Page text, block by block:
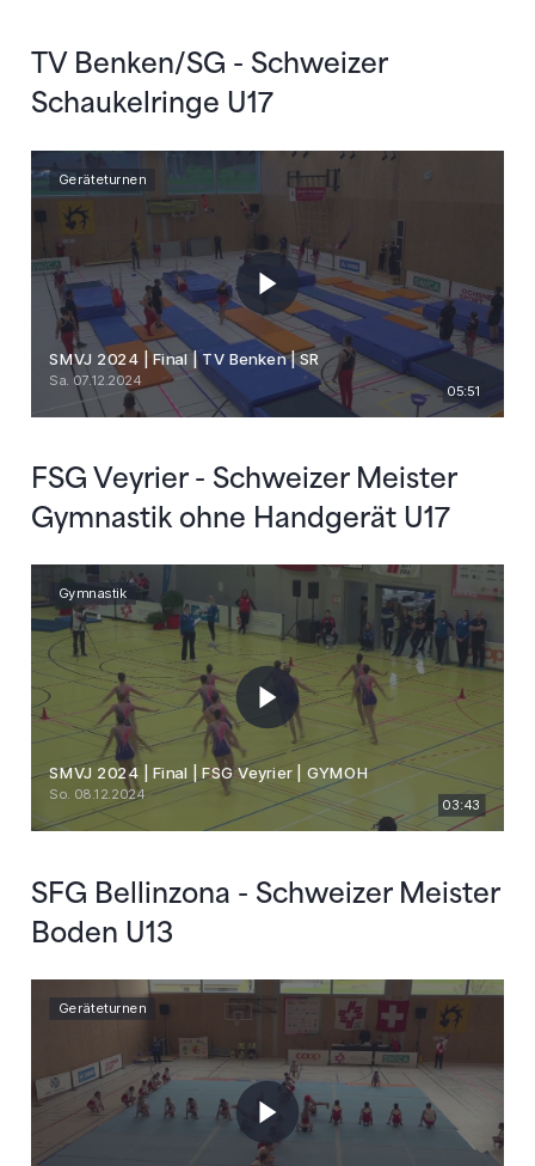
TV Benken/SG - Schweizer
Schaukelringe U17
FSG Veyrier - Schweizer Meister
Gymnastik ohne Handgerät U17
SFG Bellinzona - Schweizer Meister
Boden U13